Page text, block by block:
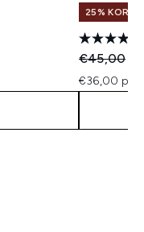
25%
€45,00
€36,00 per